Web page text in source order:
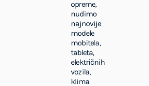
opreme,
nudimo
najnovije
modele
mobitela,
tableta,
električnih
vozila,
klima